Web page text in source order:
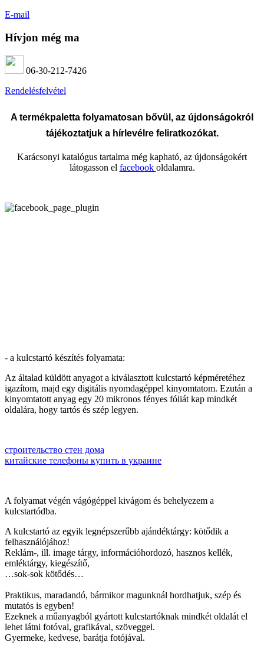
E-mail
Hívjon még ma
06-30-212-7426
Rendelésfelvétel
A termékpaletta folyamatosan bővül, az újdonságokról
tájékoztatjuk a hírlevélre feliratkozókat.
Karácsonyi katalógus tartalma még kapható, az újdonságokért
látogasson el facebook oldalamra.
- a kulcstartó készítés folyamata:
Az általad küldött anyagot a kiválasztott kulcstartó képméretéhez
igazítom, majd egy digitális nyomdagéppel kinyomtatom. Ezután a
kinyomtatott anyag egy 20 mikronos fényes fóliát kap mindkét
oldalára, hogy tartós és szép legyen.
cтроительство стен дома
китайские телефоны купить в украине
A folyamat végén vágógéppel kivágom és behelyezem a
kulcstartódba.
A kulcstartó az egyik legnépszerűbb ajándéktárgy: kötődik a
felhasználójához!
Reklám-, ill. image tárgy, információhordozó, hasznos kellék,
emléktárgy, kiegészítő,
…sok-sok kötődés…
Praktikus, maradandó, bármikor magunknál hordhatjuk, szép és
mutatós is egyben!
Ezeknek a műanyagból gyártott kulcstartóknak mindkét oldalát el
lehet látni fotóval, grafikával, szöveggel.
Gyermeke, kedvese, barátja fotójával.